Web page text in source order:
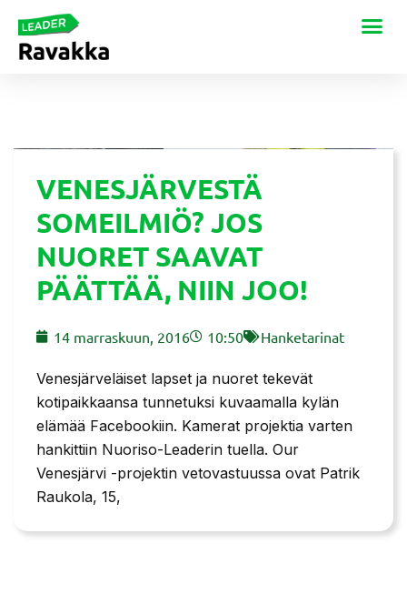
VENESJÄRVESTÄ
SOMEILMIÖ? JOS
NUORET SAAVAT
PÄÄTTÄÄ, NIIN JOO!
14 marraskuun, 2016 10:50 Hanketarinat
Venesjärveläiset lapset ja nuoret tekevät
kotipaikkaansa tunnetuksi kuvaamalla kylän
elämää Facebookiin. Kamerat projektia varten
hankittiin Nuoriso-Leaderin tuella. Our
Venesjärvi -projektin vetovastuussa ovat Patrik
Raukola, 15,